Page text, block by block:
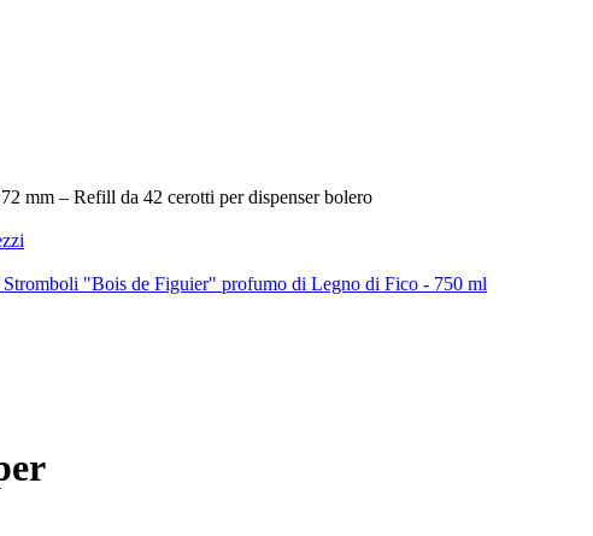
mm – Refill da 42 cerotti per dispenser bolero
"Bois de Figuier" profumo di Legno di Fico - 750 ml